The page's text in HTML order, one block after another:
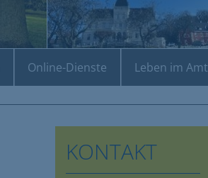
Online-Dienste Leben im Amt
KONTAKT